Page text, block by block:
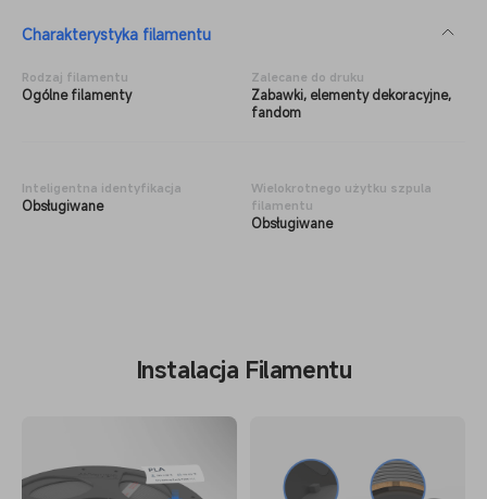
Charakterystyka filamentu
Rodzaj filamentu
Ogólne filamenty
Zalecane do druku
Zabawki, elementy dekoracyjne,
fandom
Inteligentna identyfikacja
Obsługiwane
Wielokrotnego użytku szpula
filamentu
Obsługiwane
Instalacja Filamentu